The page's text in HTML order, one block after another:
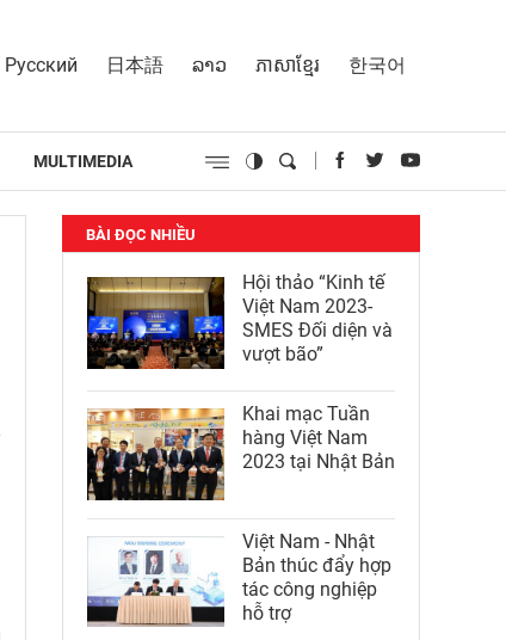
Русский 日本語 ລາວ ភាសាខ្មែរ 한국어
MULTIMEDIA
BÀI ĐỌC NHIỀU
Hội thảo “Kinh tế
Việt Nam 2023-
SMES Đối diện và
vượt bão”
Khai mạc Tuần
hàng Việt Nam
2023 tại Nhật Bản
Việt Nam - Nhật
Bản thúc đẩy hợp
tác công nghiệp
hỗ trợ